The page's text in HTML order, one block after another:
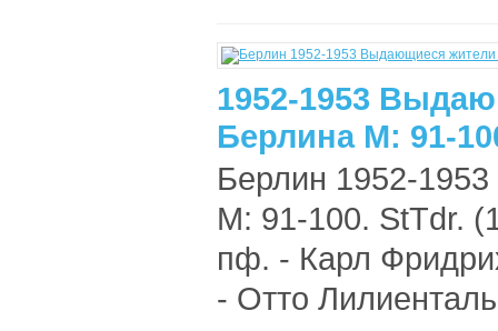
1952-1953
Берлина М: 91-
Берлин 1952-
М: 91-100. StTdr.
пф. - Карл
- Отто